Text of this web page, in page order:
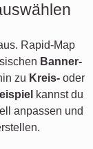
Rapid-Map
Banner-
zu Kreis-oder
kannst du
anpassen und